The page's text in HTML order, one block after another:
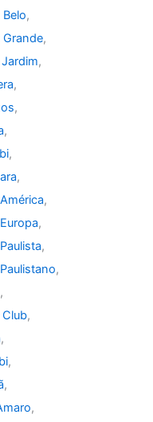
,
,
,
,
,
,
,
,
,
,
,
,
,
,
,
,
,
,